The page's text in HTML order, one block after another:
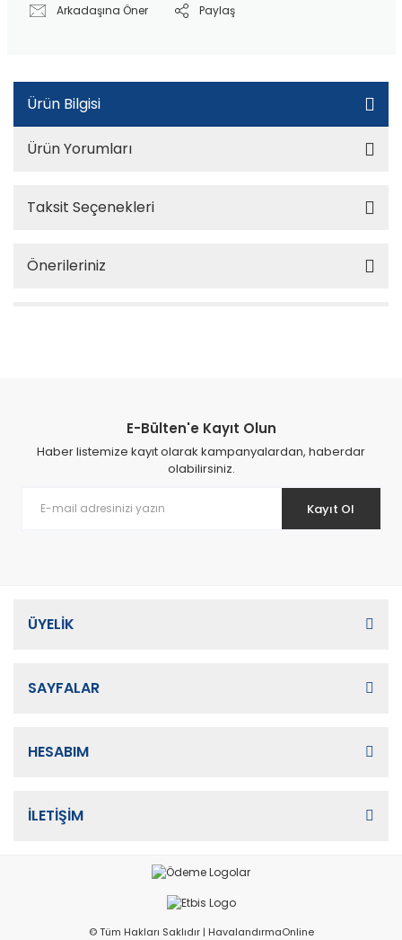
Arkadaşına Öner Paylaş
Ürün Bilgisi
Ürün Yorumları
Taksit Seçenekleri
Önerileriniz
E-Bülten'e Kayıt Olun
Haber listemize kayıt olarak kampanyalardan, haberdar
olabilirsiniz.
Kayıt Ol
ÜYELİK
SAYFALAR
HESABIM
İLETİŞİM
© Tüm Hakları Saklıdır | HavalandırmaOnline